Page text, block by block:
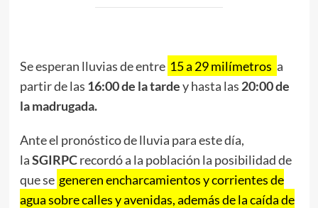
Se esperan lluvias de entre 15 a 29 milímetros a
partir de las 16:00 de la tardey hasta las 20:00 de
la madrugada.
Ante el pronóstico de lluvia para este día,
laSGIRPCrecordó a la población la posibilidad de
que se generen encharcamientos y corrientes de
agua sobre calles y avenidas, además de la caída de